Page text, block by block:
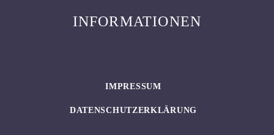
INFORMATIONEN
IMPRESSUM
DATENSCHUTZERKLÄRUNG